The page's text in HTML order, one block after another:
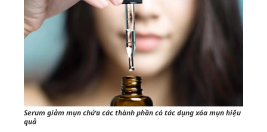
Serum giảm mụn chứa các thành phần có tác dụng xóa mụn hiệu
quả